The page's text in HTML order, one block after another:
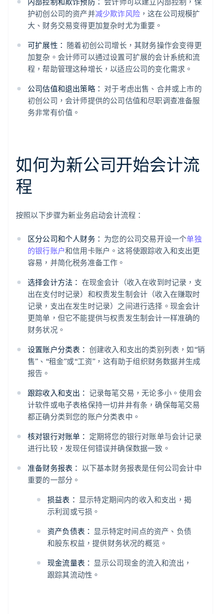
护初创公司的资产并减少欺诈风险 ，这在公司规模扩
大、财务交易变得更加复杂时尤为重要。
可扩展性： 随着初创公司增长，其财务操作会变得更
加复杂。会计师可以通过设置可扩展的会计系统和流
程，帮助管理这种增长，以适应公司的变化需求。
公司估值和退出策略： 对于考虑出售、合并或上市的
初创公司，会计师提供的公司估值和尽职调查准备服
务非常有价值。
如何为新公司开始会计流
程
按照以下步骤为新业务启动会计流程：
区分公司和个人财务： 为您的公司交易开设一个单独
的银行账户和信用卡账户。这将使跟踪收入和支出更
容易，并简化税务准备工作。
选择会计方法： 在现金会计（收入在收到时记录，支
出在支付时记录）和权责发生制会计（收入在赚取时
记录，支出在发生时记录）之间进行选择。现金会计
更简单，但它不能提供与权责发生制会计一样准确的
财务状况。
设置账户分类表： 创建收入和支出的类别列表，如“销
售”、“租金”或“工资”，这有助于组织财务数据并生成
报告。
跟踪收入和支出： 记录每笔交易，无论多小。使用会
计软件或电子表格保持一切井井有条，确保每笔交易
都正确分类到您的账户分类表中。
核对银行对账单： 定期将您的银行对账单与会计记录
进行比较，发现任何错误并确保数据一致。
准备财务报表： 以下基本财务报表是任何公司会计中
重要的一部分。
损益表： 显示特定期间内的收入和支出，揭
示利润或亏损。
资产负债表： 显示特定时间点的资产、负债
和股东权益，提供财务状况的概览。
现金流量表： 显示公司现金的流入和流出，
跟踪其流动性。